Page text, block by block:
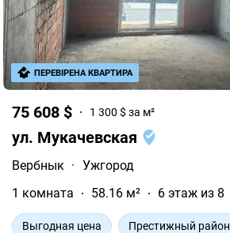
75 608 $ 1 300 $ за м²
ул. Мукачевская
Вербнык · Ужгород
1 комната
58.16 м² 6 этаж из 8
Выгодная цена Престижный район
ПЕРЕВІРЕНА КВАРТИРА